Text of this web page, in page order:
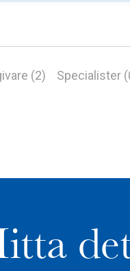
(2) Specialister